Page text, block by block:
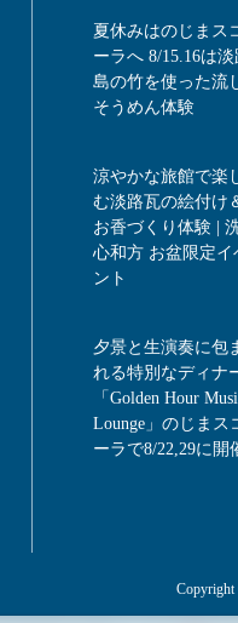
夏休みはのじまス
ーラへ 8/15.16は淡
島の竹を使った流
そうめん体験
涼やかな旅館で楽
む淡路瓦の絵付け
お香づくり体験 |
心和方 お盆限定イ
ント
夕景と生演奏に包
れる特別なディナ
「Golden Hour
Lounge」のじまス
ーラで8/22,29に開
Copyright